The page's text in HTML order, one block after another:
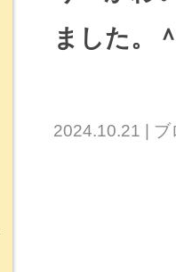
ました。
2024.10.21 ブ